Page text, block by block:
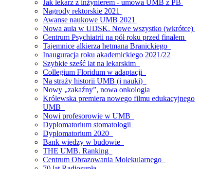
Jak lekarz z inżynierem - umowa UMB z PB
Nagrody rektorskie 2021
Awanse naukowe UMB 2021
Nowa aula w UDSK. Nowe wszystko (wkrótce)
Centrum Psychiatrii na pół roku przed finałem
Tajemnice alkierza hetmana Branickiego
Inauguracja roku akademickiego 2021/22
Szybkie sześć lat na lekarskim
Collegium Floridum w adaptacji
Na straży historii UMB (i nauki)
Nowy „zakaźny”, nowa onkologia
Królewska premiera nowego filmu edukacyjnego
UMB
Nowi profesorowie w UMB
Dyplomatorium stomatologii
Dyplomatorium 2020
Bank wiedzy w budowie
THE UMB. Ranking
Centrum Obrazowania Molekularnego